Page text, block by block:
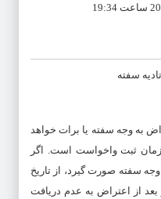
به وجه سفته یا برات خواهد
ثبت واخواست است. اگر
سفته صورت گیرد، از تاریخ
بعد از اعتراض به عدم دریافت